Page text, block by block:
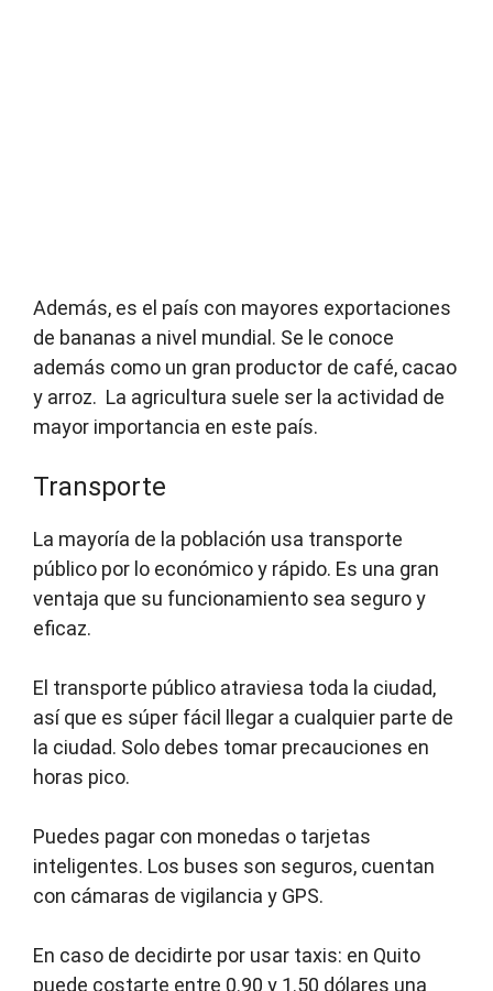
Además, es el país con mayores exportaciones
de bananas a nivel mundial. Se le conoce
además como un gran productor de café, cacao
y arroz. La agricultura suele ser la actividad de
mayor importancia en este país.
Transporte
La mayoría de la población usa transporte
público por lo económico y rápido. Es una gran
ventaja que su funcionamiento sea seguro y
eficaz.
El transporte público atraviesa toda la ciudad,
así que es súper fácil llegar a cualquier parte de
la ciudad. Solo debes tomar precauciones en
horas pico.
Puedes pagar con monedas o tarjetas
inteligentes. Los buses son seguros, cuentan
con cámaras de vigilancia y GPS.
En caso de decidirte por usar taxis: en Quito
puede costarte entre 0.90 y 1.50 dólares una